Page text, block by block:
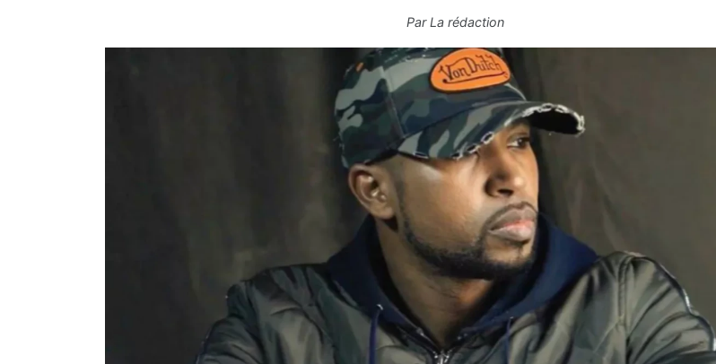
ParLa rédaction